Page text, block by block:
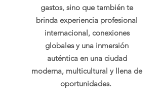
gastos, sino que también te
brinda experiencia profesional
internacional, conexiones
globales y una inmersión
auténtica en una ciudad
moderna, multicultural y llena de
oportunidades.